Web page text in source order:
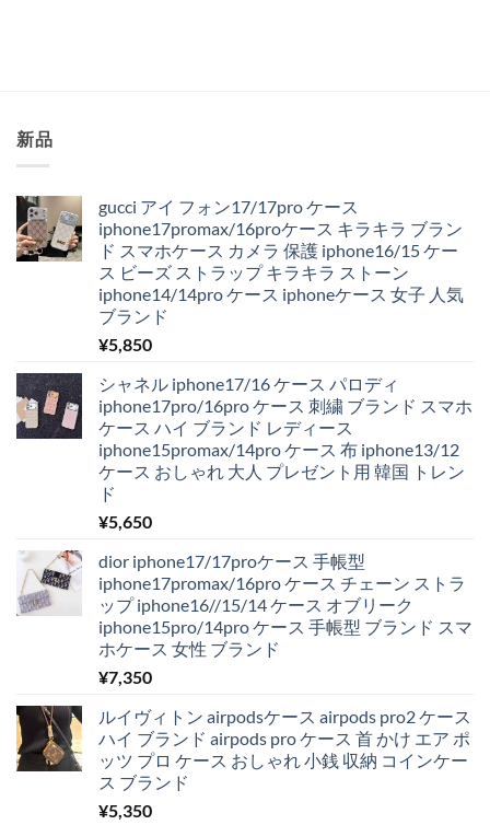
新品
gucci アイ フォン17/17pro ケース
iphone17promax/16proケース キラキラ ブラン
ド スマホケース カメラ 保護 iphone16/15 ケー
ス ビーズ ストラップ キラキラ ストーン
iphone14/14pro ケース iphoneケース 女子 人気
ブランド
¥5,850
シャネル iphone17/16 ケース パロディ
iphone17pro/16pro ケース 刺繍 ブランド スマホ
ケース ハイ ブランド レディース
iphone15promax/14pro ケース 布 iphone13/12
ケース おしゃれ 大人 プレゼント用 韓国 トレン
ド
¥5,650
dior iphone17/17proケース 手帳型
iphone17promax/16pro ケース チェーン ストラ
ップ iphone16//15/14 ケース オブリーク
iphone15pro/14pro ケース 手帳型 ブランド スマ
ホケース 女性 ブランド
¥7,350
ルイヴィトン airpodsケース airpods pro2 ケース
ハイ ブランド airpods pro ケース 首 かけ エア ポ
ッツ プロ ケース おしゃれ 小銭 収納 コインケー
ス ブランド
¥5,350